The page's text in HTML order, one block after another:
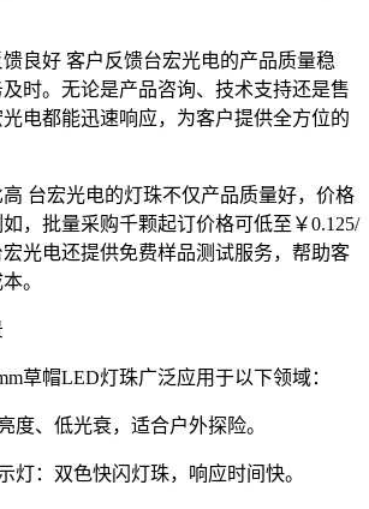
馈良好 客户反馈台宏光电的产品质量稳
时。无论是产品咨询、技术支持还是售
电都能迅速响应，为客户提供全方位的
高 台宏光电的灯珠不仅产品质量好，价格
，批量采购千颗起订价格可低至￥0.125/
光电还提供免费样品测试服务，帮助客
。
草帽LED灯珠广泛应用于以下领域：
度、低光衰，适合户外探险。
灯：双色快闪灯珠，响应时间快。